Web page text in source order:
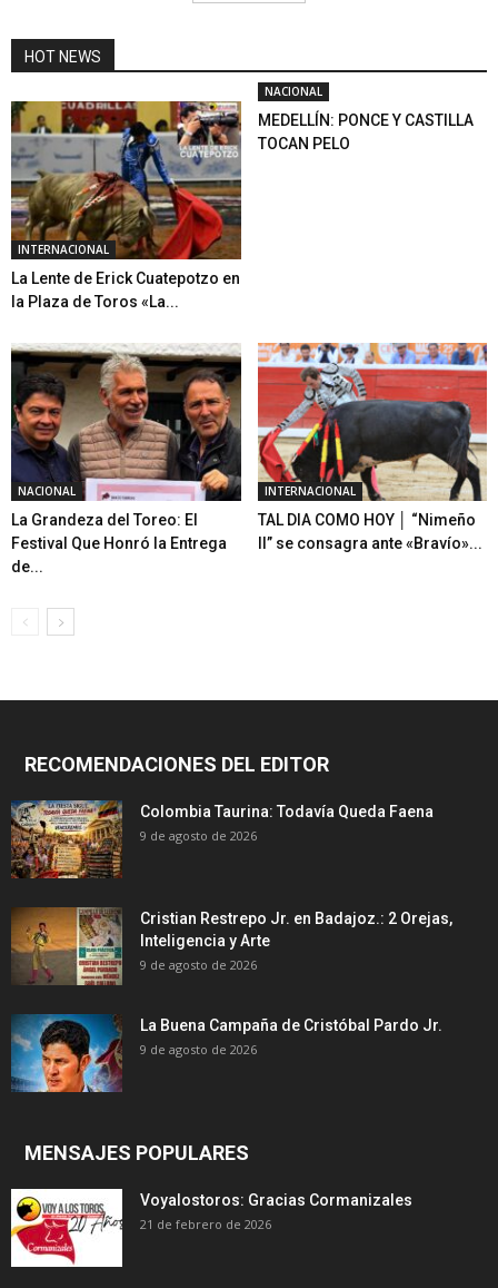
HOT NEWS
INTERNACIONAL
La Lente de Erick Cuatepotzo en
la Plaza de Toros «La...
NACIONAL
MEDELLÍN: PONCE Y CASTILLA
TOCAN PELO
NACIONAL
La Grandeza del Toreo: El
Festival Que Honró la Entrega
de...
INTERNACIONAL
TAL DIA COMO HOY │ “Nimeño
II” se consagra ante «Bravío»...
RECOMENDACIONES DEL EDITOR
Colombia Taurina: Todavía Queda Faena
9 de agosto de 2026
Cristian Restrepo Jr. en Badajoz.: 2 Orejas,
Inteligencia y Arte
9 de agosto de 2026
La Buena Campaña de Cristóbal Pardo Jr.
9 de agosto de 2026
MENSAJES POPULARES
Voyalostoros: Gracias Cormanizales
21 de febrero de 2026